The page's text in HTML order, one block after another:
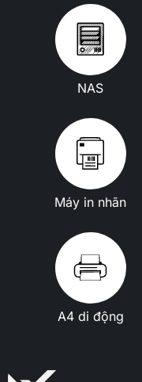
NAS
Máy in nhãn
A4 di động